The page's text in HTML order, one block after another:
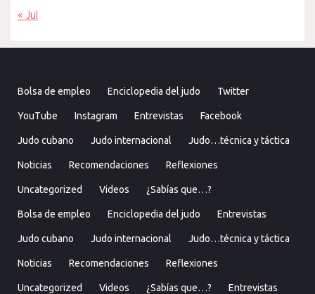
« Jul
Bolsa de empleo Enciclopedia del judo Twitter
YouTube Instagram Entrevistas Facebook
Judo cubano Judo internacional Judo…técnica y táctica
Noticias Recomendaciones Reflexiones
Uncategorized Videos ¿Sabías que…?
Bolsa de empleo Enciclopedia del judo Entrevistas
Judo cubano Judo internacional Judo…técnica y táctica
Noticias Recomendaciones Reflexiones
Uncategorized Videos ¿Sabías que…? Entrevistas